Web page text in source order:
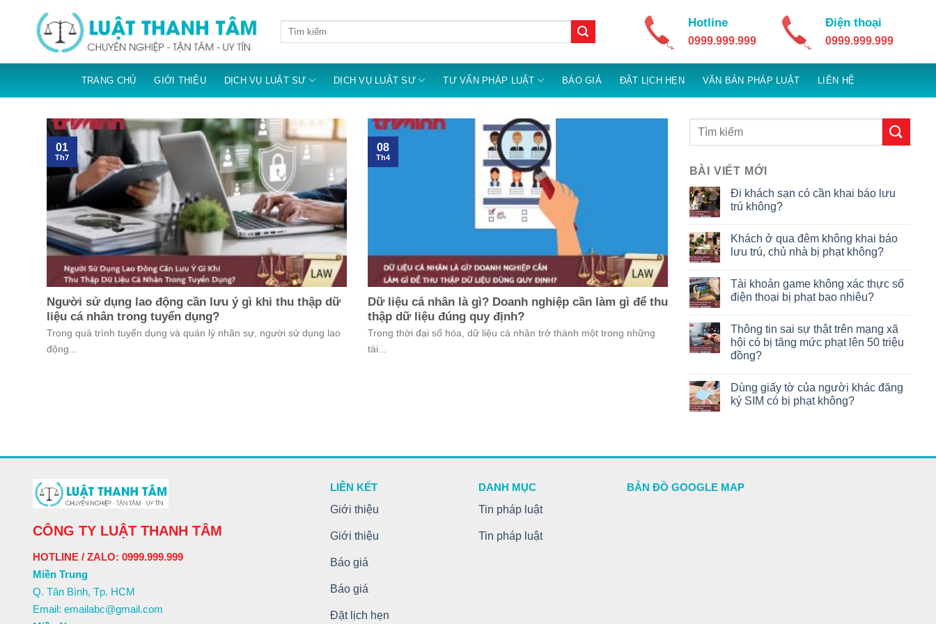
Hotline
0999.999.999
Điện thoại
0999.999.999
TRANG CHỦ GIỚI THIỆU DỊCH VỤ LUẬT SƯ DỊCH VỤ LUẬT SƯ TƯ VẤN PHÁP LUẬT BÁO GIÁ ĐẶT LỊCH HẸN VĂN BẢN PHÁP LUẬT LIÊN HỆ
Người sử dụng lao động cần lưu ý gì khi thu thập dữ
liệu cá nhân trong tuyển dụng?
Trong quá trình tuyển dụng và quản lý nhân sự, người sử dụng lao
động...
01
Th7
Dữ liệu cá nhân là gì? Doanh nghiệp cần làm gì để thu
thập dữ liệu đúng quy định?
Trong thời đại số hóa, dữ liệu cá nhân trở thành một trong những
tài...
08
Th4
BÀI VIẾT MỚI
Đi khách sạn có cần khai báo lưu
trú không?
Khách ở qua đêm không khai báo
lưu trú, chủ nhà bị phạt không?
Tài khoản game không xác thực số
điện thoại bị phạt bao nhiêu?
Thông tin sai sự thật trên mạng xã
hội có bị tăng mức phạt lên 50 triệu
đồng?
Dùng giấy tờ của người khác đăng
ký SIM có bị phạt không?
CÔNG TY LUẬT THANH TÂM
HOTLINE / ZALO: 0999.999.999
Miền Trung
Q. Tân Bình, Tp. HCM
Email: emailabc@gmail.com
LIÊN KẾT
Giới thiệu
Giới thiệu
Báo giá
Báo giá
Đặt lịch hẹn
DANH MỤC
Tin pháp luật
Tin pháp luật
BẢN ĐỒ GOOGLE MAP